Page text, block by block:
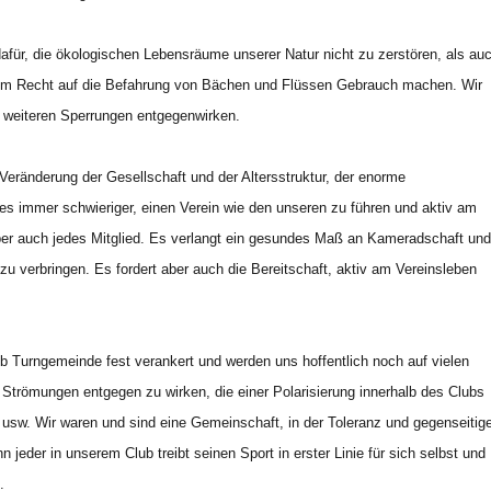
die ökologischen Lebensräume unserer Natur nicht zu zerstören, als
Recht auf die Befahrung von Bächen und Flüssen Gebrauch machen. Wir
Sperrungen entgegenwirken.
der Gesellschaft und der Altersstruktur, der enorme
immer schwieriger, einen Verein wie den unseren zu führen und aktiv am
auch jedes Mitglied. Es verlangt ein gesundes Maß an Kameradschaft und
verbringen. Es fordert aber auch die Bereitschaft, aktiv am Vereinsleben
Turngemeinde fest verankert und werden uns hoffentlich noch auf vielen
entgegen zu wirken, die einer Polarisierung innerhalb des Clubs
Wir waren und sind eine Gemeinschaft, in der Toleranz und
jeder in unserem Club treibt seinen Sport in erster Linie für sich selbst und